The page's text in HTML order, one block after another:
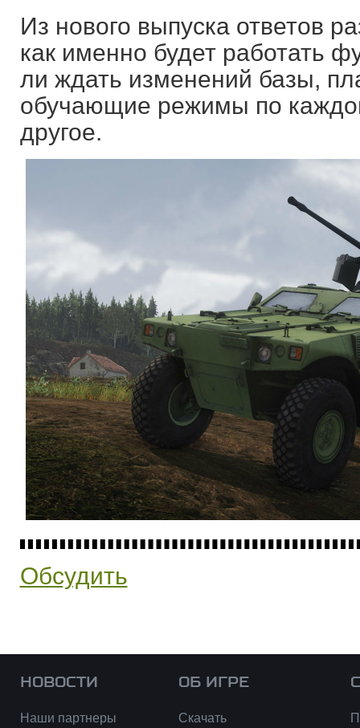
Из нового выпуска ответов
как именно будет работать
ли ждать изменений базы,
обучающие режимы по
другое.
Обсудить
НОВОСТИ
Наши партнеры
ОБ ИГРЕ
Скачать